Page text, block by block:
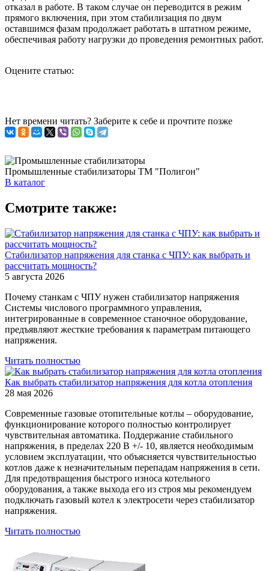
отказал в работе. В таком случае он переводится в режим
прямого включения, при этом стабилизация по двум
оставшимся фазам продолжает работать в штатном режиме,
обеспечивая работу нагрузки до проведения ремонтных работ.
Оцените статью:
Нет времени читать? Заберите к себе и прочтите позже
Промышленные стабилизаторы ТМ "Полигон"
В каталог
Смотрите также:
Стабилизатор напряжения для станка с ЧПУ: как выбрать и
рассчитать мощность?
5 августа 2026
Почему станкам с ЧПУ нужен стабилизатор напряжения
Системы числового программного управления,
интегрированные в современное станочное оборудование,
предъявляют жесткие требования к параметрам питающего
напряжения.
Читать полностью
Как выбрать стабилизатор напряжения для котла отопления
28 мая 2026
Современные газовые отопительные котлы – оборудование,
функционирование которого полностью контролирует
чувствительная автоматика. Поддержание стабильного
напряжения, в пределах 220 В +/- 10, является необходимым
условием эксплуатации, что объясняется чувствительностью
котлов даже к незначительным перепадам напряжения в сети.
Для предотвращения быстрого износа котельного
оборудования, а также выхода его из строя мы рекомендуем
подключать газовый котел к электросети через стабилизатор
напряжения.
Читать полностью